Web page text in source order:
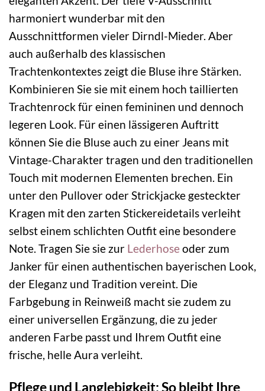
harmoniert wunderbar mit den
Ausschnittformen vieler Dirndl-Mieder. Aber
auch außerhalb des klassischen
Trachtenkontextes zeigt die Bluse ihre Stärken.
Kombinieren Sie sie mit einem hoch taillierten
Trachtenrock für einen femininen und dennoch
legeren Look. Für einen lässigeren Auftritt
können Sie die Bluse auch zu einer Jeans mit
Vintage-Charakter tragen und den traditionellen
Touch mit modernen Elementen brechen. Ein
unter den Pullover oder Strickjacke gesteckter
Kragen mit den zarten Stickereidetails verleiht
selbst einem schlichten Outfit eine besondere
Note. Tragen Sie sie zur Lederhoseoder zum
Janker für einen authentischen bayerischen Look,
der Eleganz und Tradition vereint. Die
Farbgebung in Reinweiß macht sie zudem zu
einer universellen Ergänzung, die zu jeder
anderen Farbe passt und Ihrem Outfit eine
frische, helle Aura verleiht.
Pflege und Langlebigkeit: So bleibt Ihre